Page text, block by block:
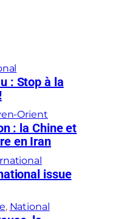
: Stop à la
Orient
: la Chine et
en Iran
issue
, National